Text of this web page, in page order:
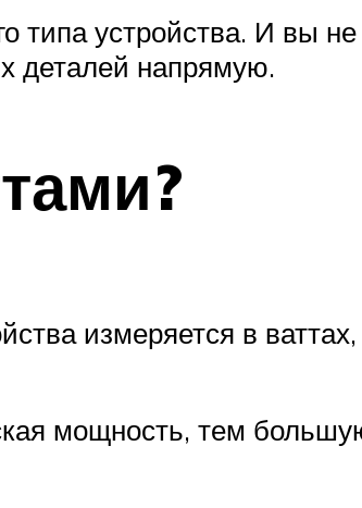
типа устройства. И вы
деталей напрямую.
измеряется в
мощность, тем